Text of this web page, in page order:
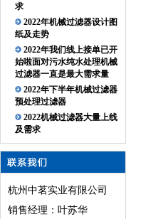
求
2022年机械过滤器设计图
纸及走势
2022年我们线上接单已开
始啦面对污水纯水处理机械
过滤器一直是最大需求量
2022年下半年机械过滤器
预处理过滤器
2022机械过滤器大量上线
及需求
杭州中茗实业有限公司
销售经理：叶苏华